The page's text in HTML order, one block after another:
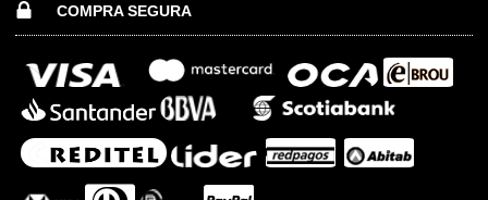
COMPRA SEGURA